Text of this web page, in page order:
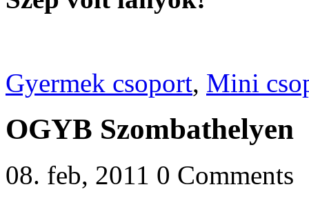
Gyermek csoport, Mini
OGYB Szombathelyen
08. feb, 2011 0 Comments